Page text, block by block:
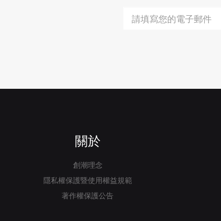
關於
創潮理念
隱私權保護暨使用權益規範
著作權保護公告